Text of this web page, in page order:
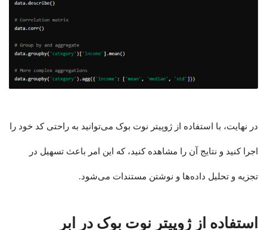
در نهایت، با استفاده از ژوپیتر نوت بوک می‌توانید به راحتی کد خود را
اجرا کنید و نتایج آن را مشاهده کنید، که این امر باعث تسهیل در
تجزیه و تحلیل داده‌ها و نوشتن مستندات می‌شود.
استفاده از ژوپیتر نوت بوک در ابر